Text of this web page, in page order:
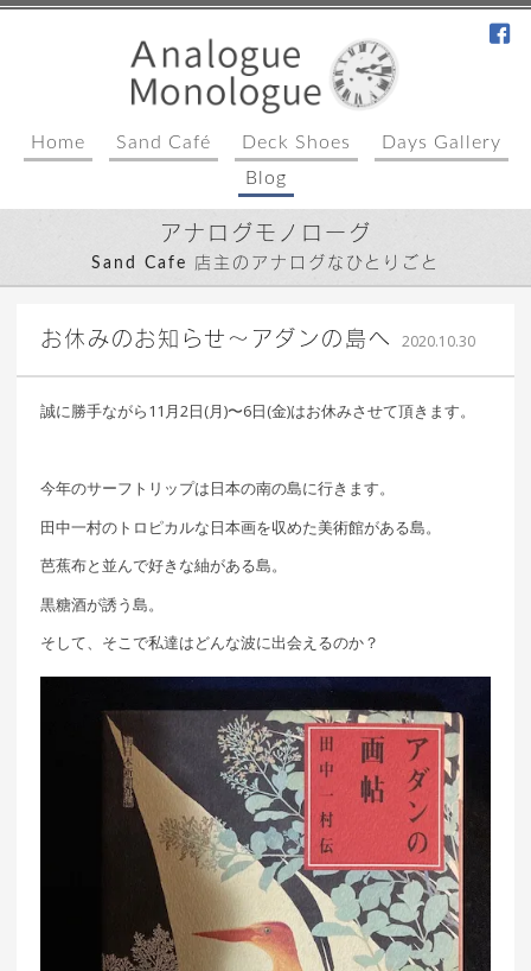
Home Sand Café Deck Shoes
Days Gallery
Blog
アナログモノローグ
Sand Cafe 店主のアナログなひとりごと
お休みのお知らせ〜アダンの島へ 2020.10.30込山
誠に勝手ながら11月2日(月)〜6日(金)はお休みさせて頂きます。
今年のサーフトリップは日本の南の島に行きます。
田中一村のトロピカルな日本画を収めた美術館がある島。
芭蕉布と並んで好きな紬がある島。
黒糖酒が誘う島。
そして、そこで私達はどんな波に出会えるのか？